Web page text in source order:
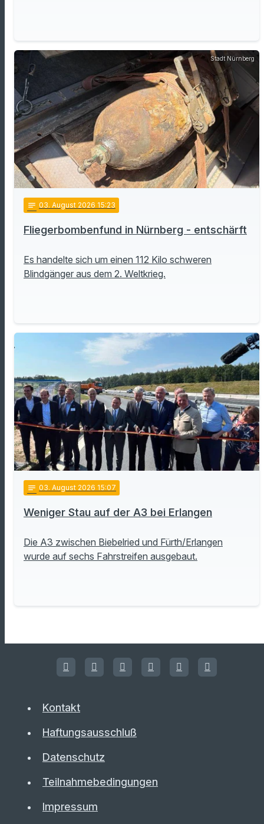
Stadt Nürnberg
notes 03. August 2026 15:23
Fliegerbombenfund in Nürnberg - entschärft
Es handelte sich um einen 112 Kilo schweren
Blindgänger aus dem 2. Weltkrieg.
notes 03. August 2026 15:07
Weniger Stau auf der A3 bei Erlangen
Die A3 zwischen Biebelried und Fürth/Erlangen
wurde auf sechs Fahrstreifen ausgebaut.
Kontakt
Haftungsausschluß
Datenschutz
Teilnahmebedingungen
Impressum